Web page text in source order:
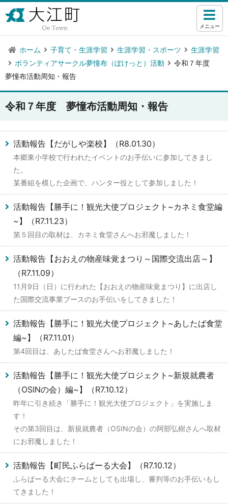
メニュー
ホーム 子育て・生涯学習 生涯学習・スポーツ
生涯学習
ボランティアサークル夢憧布（ぽけっと）活動
令和７年度
夢憧布活動周知・報告
令和７年度 夢憧布活動周知・報告
活動報告【だがしや楽校】（R8.01.30）
本郷東小学校で行われたイベントのお手伝いに参加してきまし
た。
某番組を模した企画で、ハンター役として参加しました！
活動報告【勝手に！観光大使プロジェクト~カネミ食堂編
~】（R7.11.23）
第５回目の取材は、カネミ食堂さんへお邪魔しました！
活動報告【おおえの物産味覚まつり～国際交流出店～】
（R7.11.09）
11月9日（日）に行われた【おおえの物産味覚まつり】に出店し
た国際交流事業ブースのお手伝いをしてきました！
活動報告【勝手に！観光大使プロジェクト~あしたば食堂
編~】（R7.11.01）
第4回目は、あしたば食堂さんへお邪魔しました！
活動報告【勝手に！観光大使プロジェクト~新規就農者
（OSINの会）編~】（R7.10.12）
昨年に引き続き「勝手に！観光大使プロジェクト」を実施しま
す！
その第3回目は、新規就農者（OSINの会）の阿部弘樹さんへ取材
にお邪魔しました！
活動報告【町民ふらばーる大会】（R7.10.12）
ふらばーる大会にチームとしても出場し、審判等のお手伝いもし
てきました！